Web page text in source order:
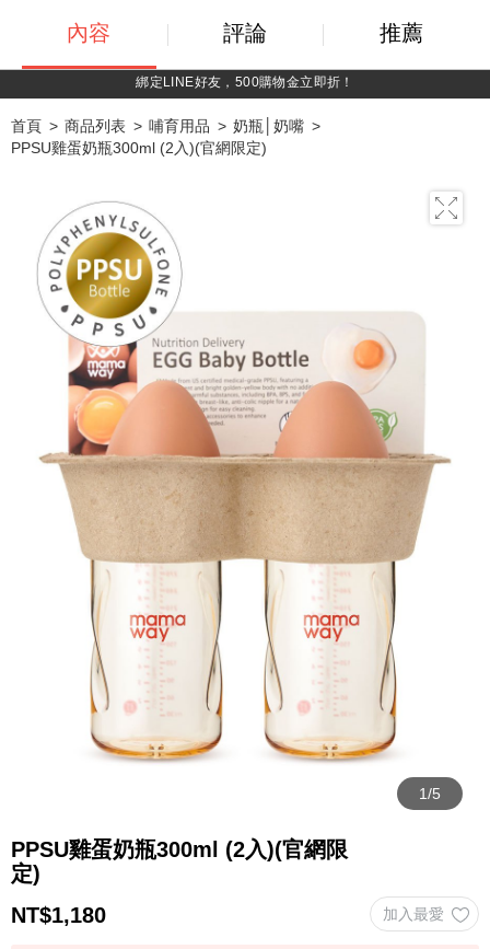
綁定LINE好友，500購物金立即折！
首頁 商品列表 哺育用品
奶瓶│奶嘴
PPSU雞蛋奶瓶300ml (2入)(官網限定)
PPSU雞蛋奶瓶300ml (2入)(官網限
定)
NT$1,180
內容 評論 推薦